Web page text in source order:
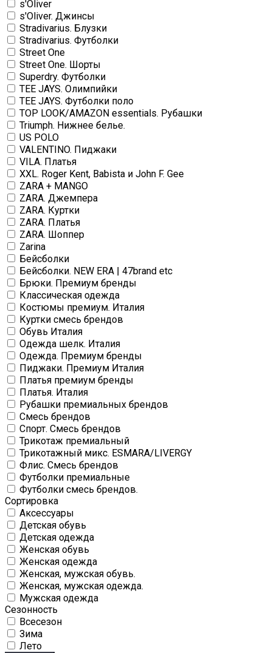
s'Oliver
s'Oliver. Джинсы
Stradivarius. Блузки
Stradivarius. Футболки
Street One
Street One. Шорты
Superdry. Футболки
TEE JAYS. Олимпийки
TEE JAYS. Футболки поло
TOP LOOK/AMAZON essentials. Рубашки
Triumph. Нижнее белье.
US POLO
VALENTINO. Пиджаки
VILA. Платья
XXL. Roger Kent, Babista и John F. Gee
ZARA + MANGO
ZARA. Джемпера
ZARA. Куртки
ZARA. Платья
ZARA. Шоппер
Zarina
Бейсболки
Бейсболки. NEW ERA | 47brand etc
Брюки. Премиум бренды
Классическая одежда
Костюмы премиум. Италия
Куртки смесь брендов
Обувь Италия
Одежда шелк. Италия
Одежда. Премиум бренды
Пиджаки. Премиум Италия
Платья премиум бренды
Платья. Италия
Рубашки премиальных брендов
Смесь брендов
Спорт. Смесь брендов
Трикотаж премиальный
Трикотажный микс. ESMARA/LIVERGY
Флис. Смесь брендов
Футболки премиальные
Футболки смесь брендов.
Сортировка
Аксессуары
Детская обувь
Детская одежда
Женская обувь
Женская одежда
Женская, мужская обувь.
Женская, мужская одежда.
Мужская одежда
Сезонность
Всесезон
Зима
Лето